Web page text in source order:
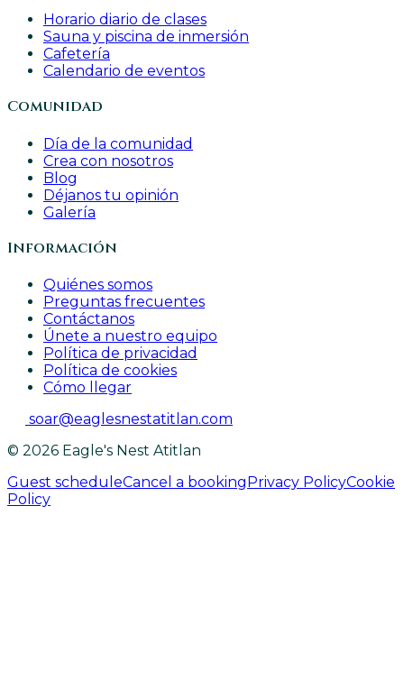
Horario diario de clases
Sauna y piscina de inmersión
Cafetería
Calendario de eventos
Comunidad
Día de la comunidad
Crea con nosotros
Blog
Déjanos tu opinión
Galería
Información
Quiénes somos
Preguntas frecuentes
Contáctanos
Únete a nuestro equipo
Política de privacidad
Política de cookies
Cómo llegar
soar@eaglesnestatitlan.com
© 2026 Eagle's Nest Atitlan
Guest scheduleCancel a booking Privacy PolicyCookie
Policy